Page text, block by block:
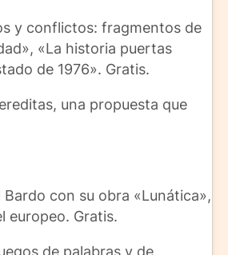
y conflictos: fragmentos de
«La historia puertas
de 1976». Gratis.
una propuesta que
con su obra «Lunática»,
europeo. Gratis.
de palabras y de